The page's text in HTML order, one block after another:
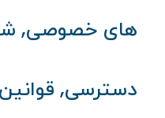
های خصوصی,
دسترسی,